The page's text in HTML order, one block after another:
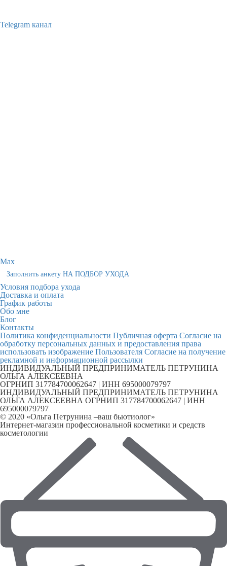
Telegram канал
Max
Заполнить анкету НА ПОДБОР УХОДА
Условия подбора ухода
Доставка и оплата
График работы
Обо мне
Блог
Контакты
Политика конфиденциальности Публичная оферта Согласие на
обработку персональных данных и предоставления права
использовать изображение Пользователя Согласие на получение
рекламной и информационной рассылки
ИНДИВИДУАЛЬНЫЙ ПРЕДПРИНИМАТЕЛЬ ПЕТРУНИНА
ОЛЬГА АЛЕКСЕЕВНА
ОГРНИП 317784700062647 | ИНН 695000079797
ИНДИВИДУАЛЬНЫЙ ПРЕДПРИНИМАТЕЛЬ ПЕТРУНИНА
ОЛЬГА АЛЕКСЕЕВНА ОГРНИП 317784700062647 | ИНН
695000079797
© 2020 «Ольга Петрунина –ваш бьютиолог»
Интернет-магазин профессиональной косметики и средств
косметологии